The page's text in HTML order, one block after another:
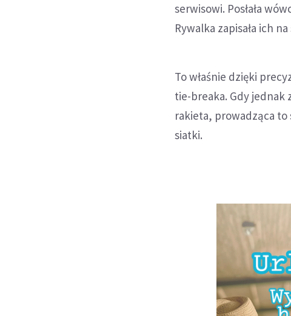
serwisowi. Posłała
Rywalka zapisała ich
To właśnie dzięki
tie-breaka. Gdy jednak
rakieta, prowadząca to
siatki.